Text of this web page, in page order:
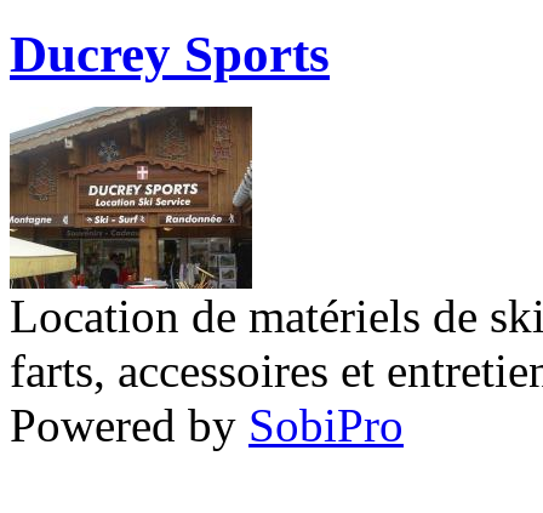
Ducrey Sports
Location de matériels de
farts, accessoires et
Powered by SobiPro